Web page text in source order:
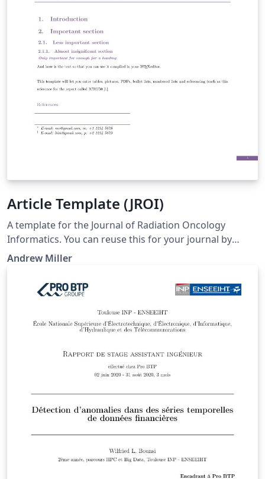
Article Template (JROI)
A template for the Journal of Radiation Oncology
Informatics. You can reuse this for your journal by
editing the specific entries in the CLS file for name (do a
copyright holder [line 213] and colour (something
different that you prefer) [line 406, 408]. You will need to
change the first line in MAIN.TEX from
'\documentclass[JROI,PDF]{jroi}' to reflect your journal.
Andrew Miller